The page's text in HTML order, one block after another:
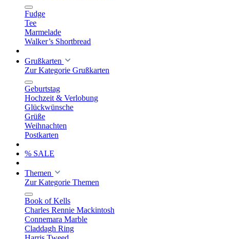
Fudge
Tee
Marmelade
Walker’s Shortbread
Grußkarten
Zur Kategorie Grußkarten
Geburtstag
Hochzeit & Verlobung
Glückwünsche
Grüße
Weihnachten
Postkarten
% SALE
Themen
Zur Kategorie Themen
Book of Kells
Charles Rennie Mackintosh
Connemara Marble
Claddagh Ring